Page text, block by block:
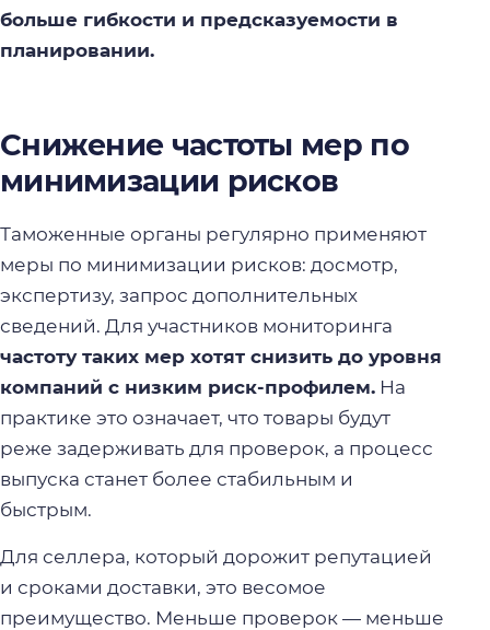
больше гибкости и предсказуемости в
планировании.
Снижение частоты мер по
минимизации рисков
Таможенные органы регулярно применяют
меры по минимизации рисков: досмотр,
экспертизу, запрос дополнительных
сведений. Для участников мониторинга
частоту таких мер хотят снизить до уровня
компаний с низким риск-профилем. На
практике это означает, что товары будут
реже задерживать для проверок, а процесс
выпуска станет более стабильным и
быстрым.
Для селлера, который дорожит репутацией
и сроками доставки, это весомое
преимущество. Меньше проверок — меньше